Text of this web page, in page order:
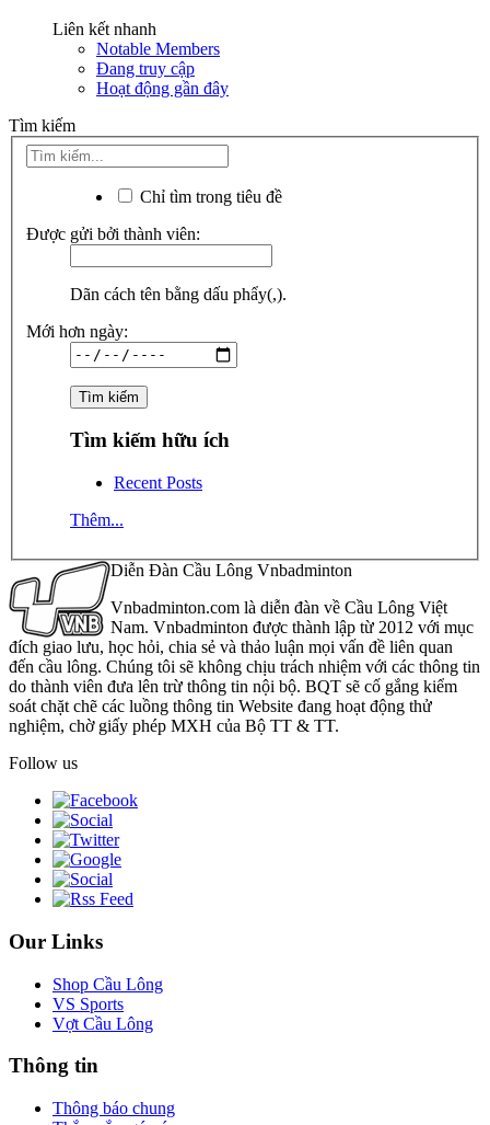
Liên kết nhanh
Notable Members
Đang truy cập
Hoạt động gần đây
Tìm kiếm
Chỉ tìm trong tiêu đề
Được gửi bởi thành viên:
Dãn cách tên bằng dấu phẩy(,).
Mới hơn ngày:
Tìm kiếm hữu ích
Recent Posts
Thêm...
Diễn Đàn Cầu Lông Vnbadminton
Vnbadminton.com là diễn đàn về Cầu Lông Việt
Nam. Vnbadminton được thành lập từ 2012 với mục
đích giao lưu, học hỏi, chia sẻ và thảo luận mọi vấn đề liên quan
đến cầu lông. Chúng tôi sẽ không chịu trách nhiệm với các thông tin
do thành viên đưa lên trừ thông tin nội bộ. BQT sẽ cố gắng kiểm
soát chặt chẽ các luồng thông tin Website đang hoạt động thử
nghiệm, chờ giấy phép MXH của Bộ TT & TT.
Follow us
Our Links
Shop Cầu Lông
VS Sports
Vợt Cầu Lông
Thông tin
Thông báo chung